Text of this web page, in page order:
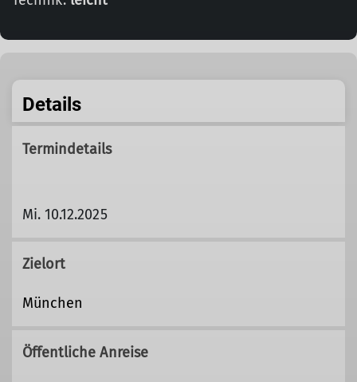
Details
Termindetails
Mi. 10.12.2025
Zielort
München
Öffentliche Anreise